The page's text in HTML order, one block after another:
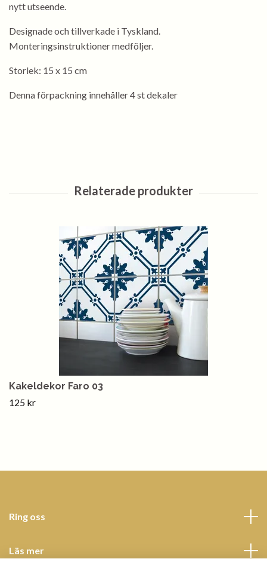
nytt utseende.
Designade och tillverkade i Tyskland.
Monteringsinstruktioner medföljer.
Storlek: 15 x 15 cm
Denna förpackning innehåller 4 st dekaler
Kakeldekor Faro 03
125 kr
Ring oss
Läs mer